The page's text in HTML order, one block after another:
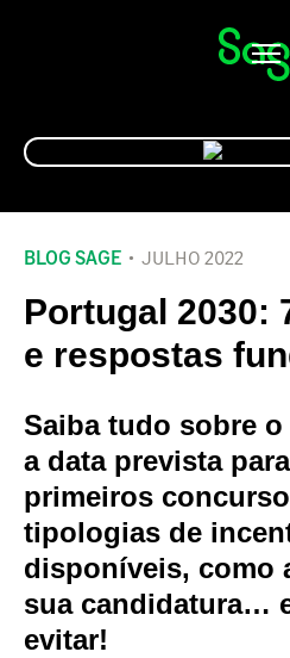
BLOG SAGE JULHO 2022
Portugal 2030:
e respostas
Saiba tudo sobre o
a data prevista
primeiros
tipologias de
disponíveis, como
sua candidatura…
evitar!